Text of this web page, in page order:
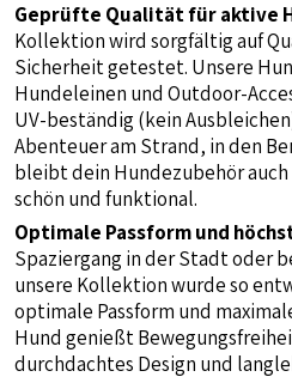
Geprüfte Qualität für aktive
Kollektion wird sorgfältig auf
Sicherheit getestet. Unsere
Hundeleinen und Outdoor-
UV-beständig (kein
Abenteuer am Strand, in den
bleibt dein Hundezubehör
schön und funktional.
Optimale Passform und
Spaziergang in der Stadt oder
unsere Kollektion wurde so
optimale Passform und
Hund genießt
durchdachtes Design und